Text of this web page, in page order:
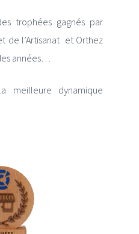
trophées gagnés par
de l’Artisanat et Orthez
années…
meilleure dynamique